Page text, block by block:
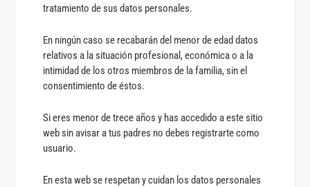
tratamiento de sus datos personales.
En ningún caso se recabarán del menor de edad datos
relativos a la situación profesional, económica o a la
intimidad de los otros miembros de la familia, sin el
consentimiento de éstos.
Si eres menor de trece años y has accedido a este sitio
web sin avisar a tus padres no debes registrarte como
usuario.
En esta web se respetan y cuidan los datos personales